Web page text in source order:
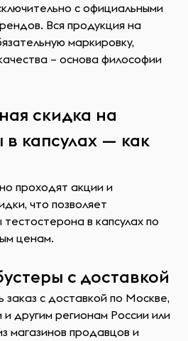
с официальными
Вся продукция на
маркировку,
– основа философии
скидка на
в капсулах — как
проходят акции и
что позволяет
в капсулах по
ценам.
с доставкой
с доставкой по Москве,
другим регионам России или
магазинов продавцов и